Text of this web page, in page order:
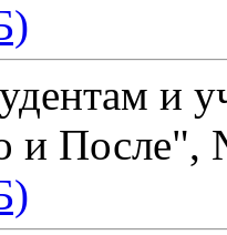
и
и После",